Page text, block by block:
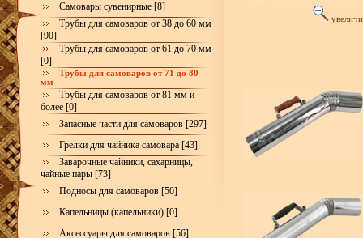
Самовары сувенирные [8]
Трубы для самоваров от 38 до 60 мм
[90]
Трубы для самоваров от 61 до 70 мм
[0]
Трубы для самоваров от 71 до 80
мм
Трубы для самоваров от 81 мм и
более [0]
Запасные части для самоваров [297]
Грелки для чайника самовара [43]
Заварочные чайники, сахарницы,
чайные пары [73]
Подносы для самоваров [50]
Капельницы (капельники) [0]
Аксессуары для самоваров [56]